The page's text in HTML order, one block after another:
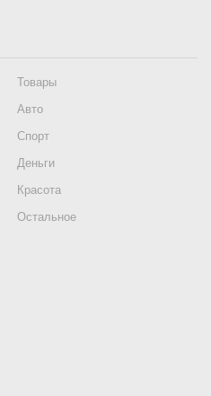
Товары
Авто
Спорт
Деньги
Красота
Остальное